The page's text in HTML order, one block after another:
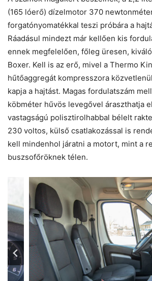
(165 lóerő) dízelmotor 370
forgatónyomatékkal teszi próbára a
Ráadásul mindezt már kellően kis
ennek megfelelően, főleg üresen,
Boxer. Kell is az erő, mivel a Thermo
hűtőaggregát kompresszora
kapja a hajtást. Magas fordulatszám
köbméter hűvös levegővel áraszthatja
vastagságú polisztirolhabbal bélelt
230 voltos, külső csatlakozással is
kell mindenhol járatni a motort, mint a
buszsofőröknek télen.